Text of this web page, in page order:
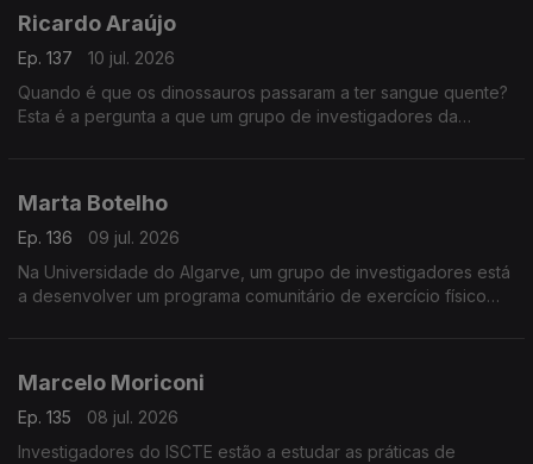
Ricardo Araújo
Ep. 137
10 jul. 2026
Quando é que os dinossauros passaram a ter sangue quente?
Esta é a pergunta a que um grupo de investigadores da
Marta Botelho
Ep. 136
09 jul. 2026
Na Universidade do Algarve, um grupo de investigadores está
a desenvolver um programa comunitário de exercício físico
Marcelo Moriconi
Ep. 135
08 jul. 2026
Investigadores do ISCTE estão a estudar as práticas de